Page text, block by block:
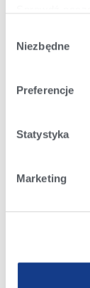
zgody
Niezbędne
Preferencje
Statystyka
Marketing
zarządzania
Jesteśmy
najlepiej